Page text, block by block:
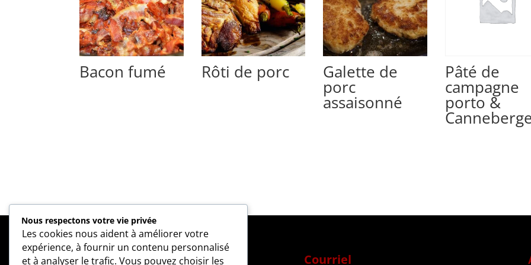
Bacon fumé Rôti de porc Galette de
porc
assaisonné
Pâté de
campagne
porto &
Nous appeler Courriel
Nous respectons votre vie privée
Les cookies nous aident à améliorer votre
expérience, à fournir un contenu personnalisé
et à analyser le trafic. Vous pouvez choisir les